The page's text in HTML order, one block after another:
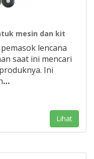
mesin dan kit
lencana
saat ini mencari
Ini
…
Lihat